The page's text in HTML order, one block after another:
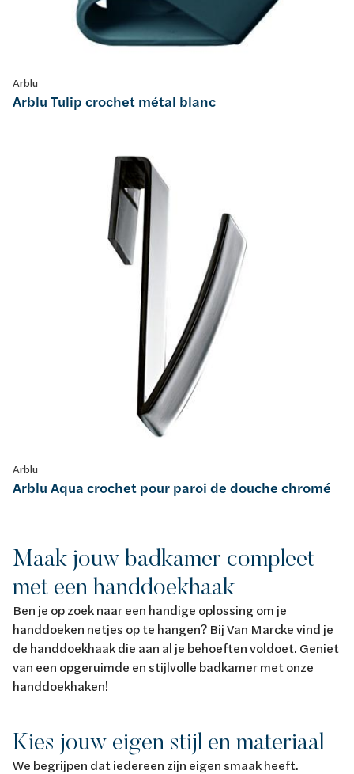
Arblu
Arblu Tulip crochet métal blanc
Arblu
Arblu Aqua crochet pour paroi de douche chromé
Maak jouw badkamer compleet
met een handdoekhaak
Ben je op zoek naar een handige oplossing om je
handdoeken netjes op te hangen? Bij Van Marcke vind je
de handdoekhaak die aan al je behoeften voldoet. Geniet
van een opgeruimde en stijlvolle badkamer met onze
handdoekhaken!
Kies jouw eigen stijl en materiaal
We begrijpen dat iedereen zijn eigen smaak heeft.